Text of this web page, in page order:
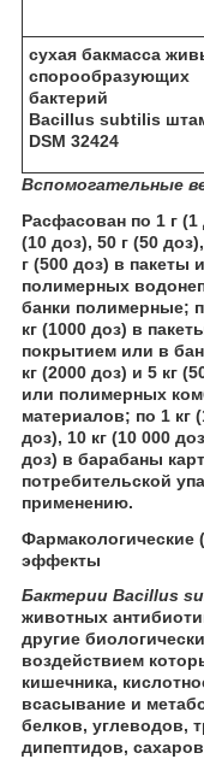
сухая бакмасса
спорообразующих
бактерий
Bacillus subtilis
DSM 32424
Вспомогательные
Расфасован по 1 г (1
(10 доз), 50 г (50
г (500 доз) в пакеты
полимерных
банки полимерные;
кг (1000 доз) в
покрытием или в
кг (2000 доз) и 5 кг
или полимерных
материалов; по 1 кг
доз), 10 кг (10 000
доз) в барабаны
потребительской
применению.
Фармакологические
эффекты
Бактерии Bacillus
животных
другие
воздействием
кишечника,
всасывание и
белков, углеводов,
дипептидов,